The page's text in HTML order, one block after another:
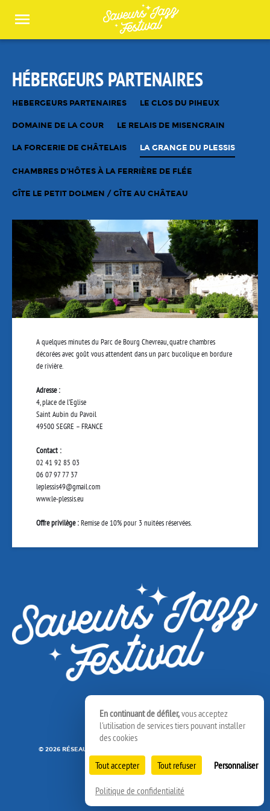
HÉBERGEURS PARTENAIRES
HEBERGEURS PARTENAIRES LE CLOS DU PIHEUX
DOMAINE DE LA COUR LE RELAIS DE MISENGRAIN
LA FORCERIE DE CHÂTELAIS LA GRANGE DU PLESSIS
CHAMBRES D'HÔTES À LA FERRIÈRE DE FLÉE
GÎTE LE PETIT DOLMEN / GÎTE AU CHÂTEAU
A quelques minutes du Parc de Bourg Chevreau, quatre chambres
décorées avec goût vous attendent dans un parc bucolique en bordure
de rivière.
Adresse :
4, place de l’Eglise
Saint Aubin du Pavoil
49500 SEGRE – FRANCE
Contact :
02 41 92 85 03
06 07 97 77 37
leplessis49@gmail.com
www.le-plessis.eu
Offre privilège :Remise de 10% pour 3 nuitées réservées.
© 2026 RÉSEAU SPEDIDAM
En continuant de défiler,vous acceptez
l'utilisation de services tiers pouvant installer
des cookies
Tout accepter Tout refuser Personnaliser
Politique de confidentialité